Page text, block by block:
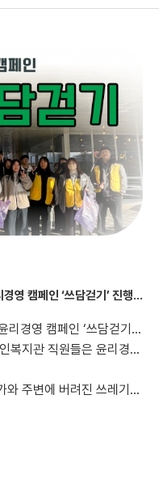
🌿 건강도 챙기고 환경도 지켜요! 윤리경영 캠페인 ‘쓰담걷기’ 진행 🌍
🌿 건강도 챙기고 환경도 지켜요! 윤리경영 캠페인 ‘쓰담걷기’ 진행 🌍
환으로 환경정화 활동인 쓰담걷기를 진행했습니다.
활동으로, 건강을 챙기면서 동시에 환경 보호...